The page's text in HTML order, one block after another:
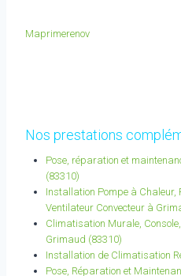
Maprimerenov
Nos prestations
Pose, réparation et
(83310)
Installation Pompe à Chaleur,
Ventilateur Convecteur à
Climatisation Murale,
Grimaud (83310)
Installation de Climatisation
Pose, Réparation et